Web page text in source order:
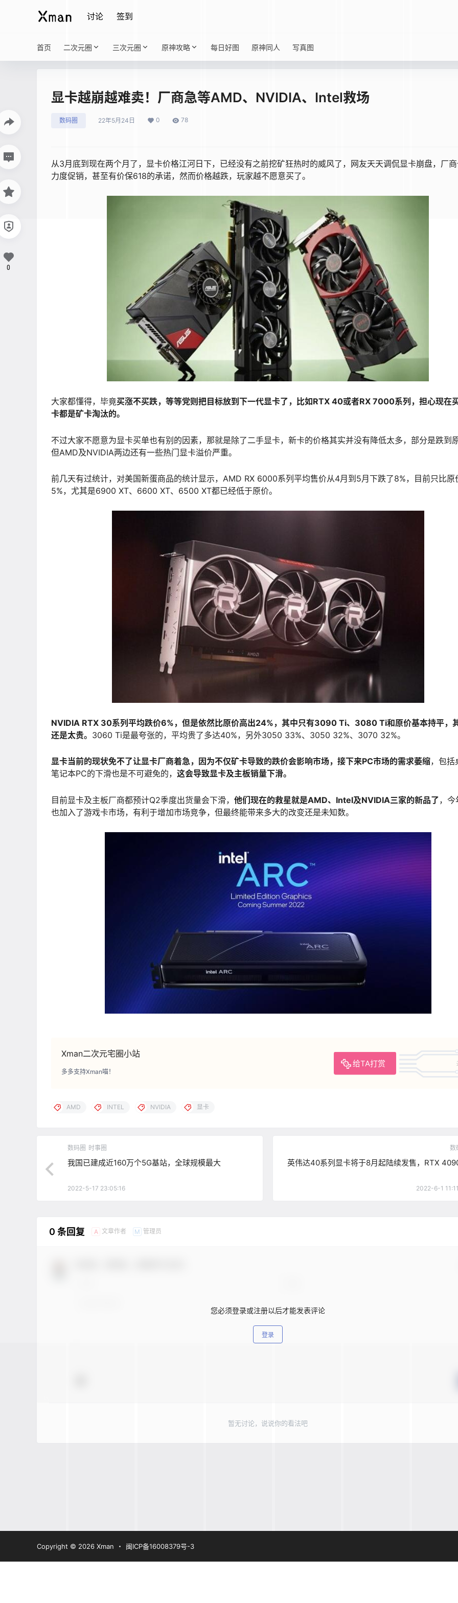
讨论 签到
首页 二次元圈 三次元圈 原神攻略 每日好图 原神同人 写真图
显卡越崩越难卖！厂商急等AMD、NVIDIA、Intel救场
数码圈 22年5月24日 0 78
从3月底到现在两个月了，显卡价格江河日下，已经没有之前挖矿狂热时的威风了，网友天天调侃显卡崩盘，厂
力度促销，甚至有价保618的承诺，然而价格越跌，玩家越不愿意买了。
大家都懂得，毕竟买涨不买跌，等等党则把目标放到下一代显卡了，比如RTX 40或者RX 7000系列，担心现在
卡都是矿卡淘汰的。
不过大家不愿意为显卡买单也有别的因素，那就是除了二手显卡，新卡的价格其实并没有降低太多，部分是跌到
但AMD及NVIDIA两边还有一些热门显卡溢价严重。
前几天有过统计，对美国新蛋商品的统计显示，AMD RX 6000系列平均售价从4月到5月下跌了8%，目前只比原
5%，尤其是6900 XT、6600 XT、6500 XT都已经低于原价。
NVIDIA RTX 30系列平均跌价6%，但是依然比原价高出24%，其中只有3090 Ti、3080 Ti和原价基本持平，
还是太贵。 3060 Ti是最夸张的，平均贵了多达40%，另外3050 33%、3050 32%、3070 32%。
显卡当前的现状免不了让显卡厂商着急，因为不仅矿卡导致的跌价会影响市场，接下来PC市场的需求萎缩，包括
笔记本PC的下滑也是不可避免的， 这会导致显卡及主板销量下滑。
目前显卡及主板厂商都预计Q2季度出货量会下滑， 他们现在的救星就是AMD、Intel及NVIDIA三家的新品了，
也加入了游戏卡市场，有利于增加市场竞争，但最终能带来多大的改变还是未知数。
Xman二次元宅圈小站
给TA打赏
多多支持Xman喵！
0
AMD INTEL NVIDIA 显卡
数码圈 时事圈
我国已建成近160万个5G基站，全球规模最大
2022-5-17 23:05:16
数
英伟达40系列显卡将于8月起陆续发售，RTX
2022-6-1
0 条回复 A 文章作者 M 管理员
您必须登录或注册以后才能发表评论
登录
暂无讨论，说说你的看法吧
Copyright © 2026 Xman ・ 闽ICP备16008379号-3